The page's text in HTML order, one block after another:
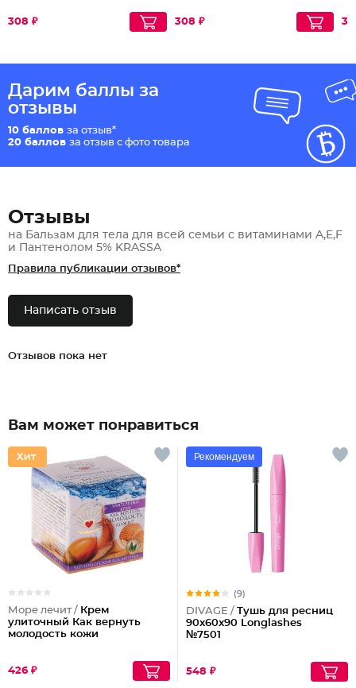
308 ₽ 308 ₽
Дарим баллы за
отзывы
10 баллов за отзыв*
20 баллов за отзыв с фото товара
Отзывы
на Бальзам для тела для всей семьи с витаминами A,E,F
и Пантенолом 5% KRASSA
Правила публикации отзывов*
Написать отзыв
Отзывов пока нет
Вам может понравиться
Море лечит / Крем
улиточный Как вернуть
молодость кожи
426 ₽
Рекомендуем
(9)
DIVAGE / Тушь для ресниц
90x60x90 Longlashes
№7501
548 ₽